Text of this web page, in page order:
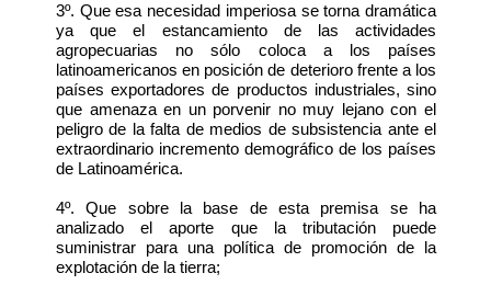
3º. Que esa necesidad imperiosa se torna dramática
ya que el estancamiento de las actividades
agropecuarias no sólo coloca a los países
latinoamericanos en posición de deterioro frente a los
países exportadores de productos industriales, sino
que amenaza en un porvenir no muy lejano con el
peligro de la falta de medios de subsistencia ante el
extraordinario incremento demográfico de los países
de Latinoamérica.
4º. Que sobre la base de esta premisa se ha
analizado el aporte que la tributación puede
suministrar para una política de promoción de la
explotación de la tierra;